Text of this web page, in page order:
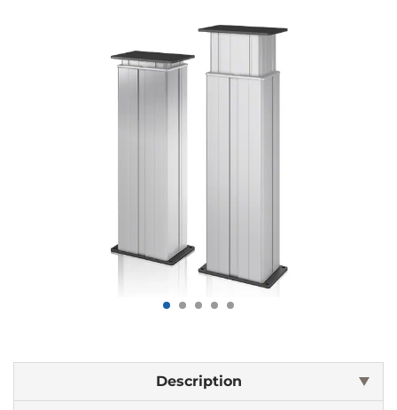
Description